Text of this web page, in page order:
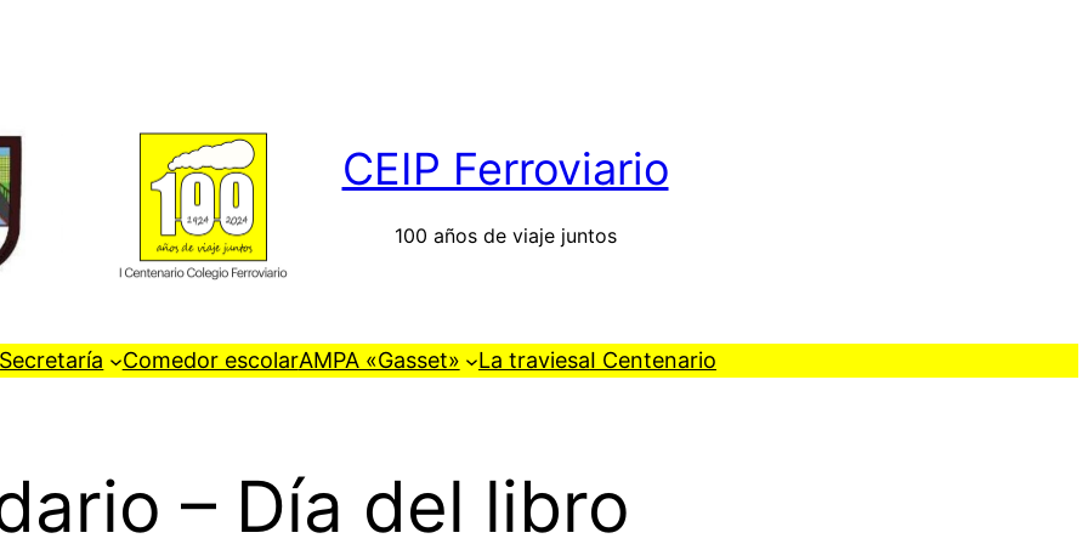
CEIP Ferroviario
100 años de viaje juntos
Secretaría Comedor escolarAMPA «Gasset» La traviesaI Centenario
– Día del libro